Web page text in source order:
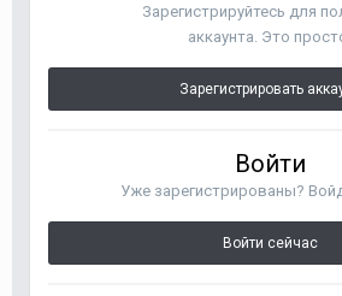
Зарегистрируйтесь для
аккаунта. Это
Зарегистрировать
Войти
Уже зарегистрированы?
Войти сейчас